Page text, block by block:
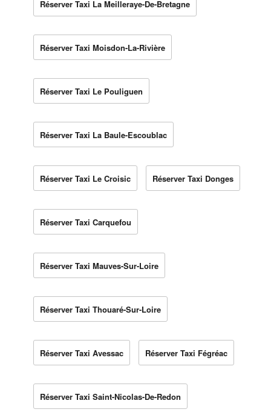
Réserver Taxi La Meilleraye-De-Bretagne
Réserver Taxi Moisdon-La-Rivière
Réserver Taxi Le Pouliguen
Réserver Taxi La Baule-Escoublac
Réserver Taxi Le Croisic Réserver Taxi Donges
Réserver Taxi Carquefou
Réserver Taxi Mauves-Sur-Loire
Réserver Taxi Thouaré-Sur-Loire
Réserver Taxi Avessac Réserver Taxi Fégréac
Réserver Taxi Saint-Nicolas-De-Redon